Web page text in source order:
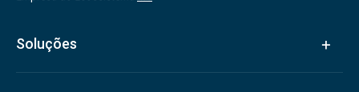
Soluções